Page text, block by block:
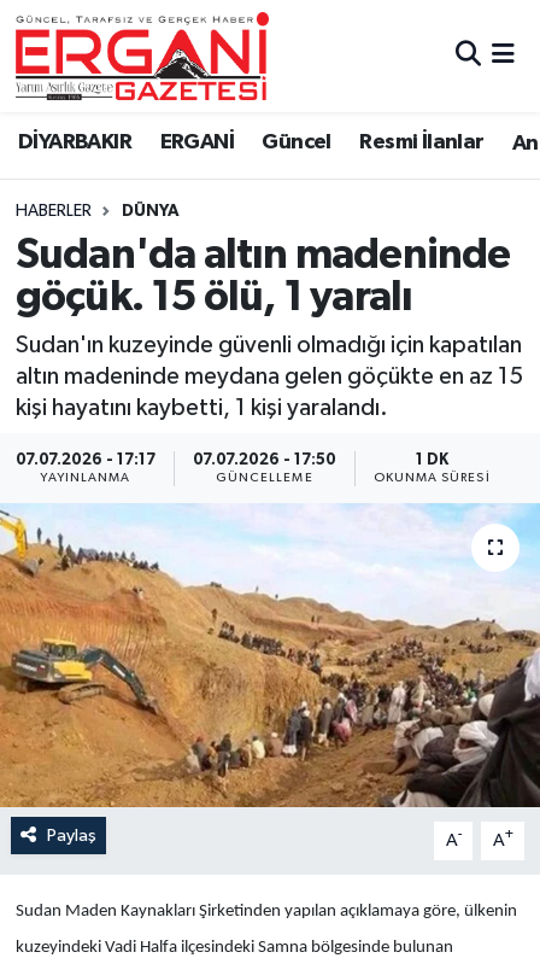
DİYARBAKIR ERGANİ Güncel Resmi İlanlar
HABERLER DÜNYA
Sudan'da altın madeninde
göçük. 15 ölü, 1 yaralı
Sudan'ın kuzeyinde güvenli olmadığı için kapatılan
altın madeninde meydana gelen göçükte en az 15
kişi hayatını kaybetti, 1 kişi yaralandı.
07.07.2026 - 17:17
YAYINLANMA
07.07.2026 - 17:50
GÜNCELLEME
1 DK
OKUNMA SÜRESI
Paylaş A- A+
Sudan Maden Kaynakları Şirketinden yapılan açıklamaya göre, ülkenin
kuzeyindeki Vadi Halfa ilçesindeki Samna bölgesinde bulunan
DİYARBAKIR
BİSMİL
BAĞLAR
ERGANİ
Güncel
Eği̇ti̇m
Resmi İlanlar
Sağlık
Si̇yaset
Yaşam
Anali̇z
Bi̇li̇m & Teknoloji̇
Dünya
Eği̇ti̇m
Ergani Nöbetçi Eczaneler
Ergani Hava Durumu
Ergani Trafik Yoğunluk Haritası
Süper Lig Puan Durumu ve Fikstür
Tüm Manşetler
Son Dakika Haberleri
Haber Arşivi